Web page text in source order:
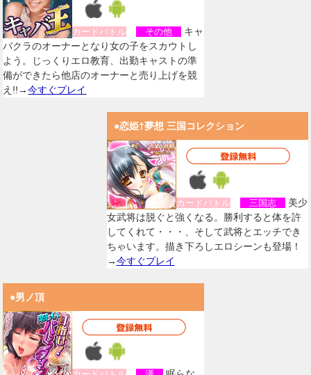
カードバトル その他
キャ
バクラのオーナーとなり女の子をスカウトし
よう。じっくりエロ教育、出勤キャストの準
備ができたら他店のオーナーと売り上げを競
え!!→今すぐプレイ
●恋姫†夢想 三国コレクション
カードバトル 三国志
美少
女武将は脱ぐと強くなる。勝利すると体を許
してくれて・・・、そして武将とエッチでき
ちゃいます。描き下ろしエロシーンも登場！
→今すぐプレイ
●男ノ頂